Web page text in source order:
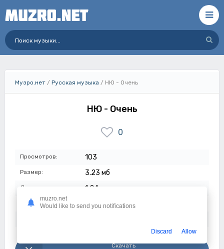
Музро.нет / Русская музыка / НЮ - Очень
НЮ - Очень
0
Просмотров: 103
Размер: 3.23 мб
Длительность: 1:24
Качество: 320 кбит/с
Скачать
muzro.net
Would like to send you notifications
Discard Allow